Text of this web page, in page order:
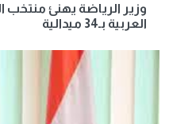
وزير الرياضة يهنئ منتخب
العربية بـ34 ميدالية